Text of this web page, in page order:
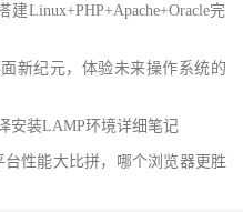
Linux+PHP+Apache+Oracle完
新纪元，体验未来操作系统的
安装LAMP环境详细笔记
台性能大比拼，哪个浏览器更胜